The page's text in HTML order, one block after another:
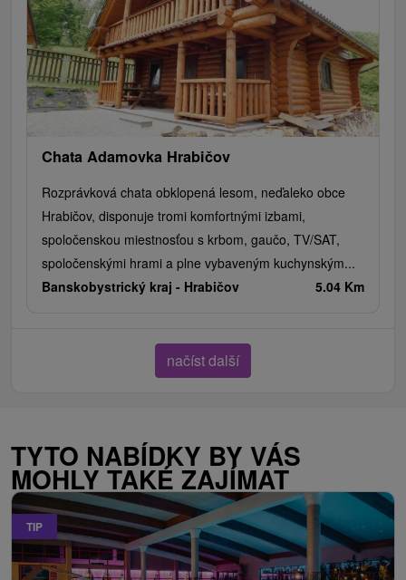
Chata Adamovka Hrabičov
Rozprávková chata obklopená lesom, neďaleko obce
Hrabičov, disponuje tromi komfortnými izbami,
spoločenskou miestnosťou s krbom, gaučo, TV/SAT,
spoločenskými hrami a plne vybaveným kuchynským...
Banskobystrický kraj - Hrabičov 5.04 Km
načíst další
TYTO NABÍDKY BY VÁS
MOHLY TAKÉ ZAJÍMAT
TIP